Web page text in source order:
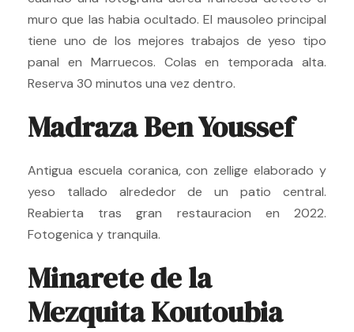
muro que las habia ocultado. El mausoleo principal
tiene uno de los mejores trabajos de yeso tipo
panal en Marruecos. Colas en temporada alta.
Reserva 30 minutos una vez dentro.
Madraza Ben Youssef
Antigua escuela coranica, con zellige elaborado y
yeso tallado alrededor de un patio central.
Reabierta tras gran restauracion en 2022.
Fotogenica y tranquila.
Minarete de la
Mezquita Koutoubia